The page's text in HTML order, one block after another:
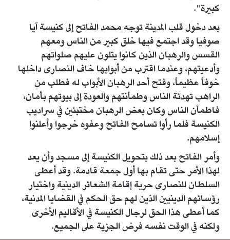
كبيرة".
بعد دخول قلب المدينة توجه محمد الفاتح إلى كنيسة آيا
صوفيا وقد اجتمع فيها خلق كبير من الناس ومعهم
القسس والرهبان الذين كانوا يتلون عليهم صلواتهم
وأدعيتهم، وعندما اقترب من أبوابها خاف النصارى داخلها
خوفاً عظيماً، وفتح أحد الرهبان الأبواب له فطلب من
الراهب تهدئة الناس وطمأنتهم والعودة إلى بيوتهم بأمان،
فاطمأن الناس وكان بعض الرهبان مختبئين في سراديب
الكنيسة فلما رأوا تسامح الفاتح وعفوه خرجوا وأعلنوا
إسلامهم.
وأمر الفاتح بعد ذلك بتحويل الكنيسة إلى مسجد وأن يعد
لهذا الأمر حتى تقام بها أول جمعة قادمة. وقد أعطى
السلطان للنصارى حرية إقامة الشعائر الدينية واختيار
رؤسائهم الدينيين الذين لهم حق الحكم في القضايا المدنية،
كما أعطى هذا الحق لرجال الكنيسة في الأقاليم الأخرى
ولكنه في الوقت نفسه فرض الجزية على الجميع.